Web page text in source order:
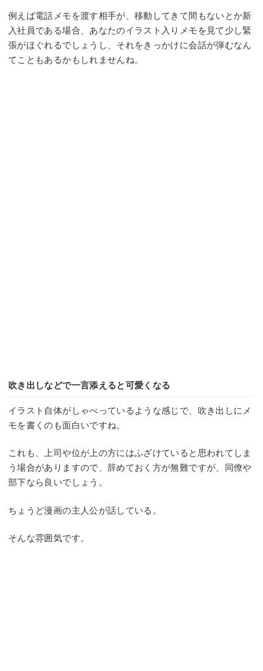
例えば電話メモを渡す相手が、移動してきて間もないとか新
入社員である場合、あなたのイラスト入りメモを見て少し緊
張がほぐれるでしょうし、それをきっかけに会話が弾むなん
てこともあるかもしれませんね。
吹き出しなどで一言添えると可愛くなる
イラスト自体がしゃべっているような感じで、吹き出しにメ
モを書くのも面白いですね。
これも、上司や位が上の方にはふざけていると思われてしま
う場合がありますので、辞めておく方が無難ですが、同僚や
部下なら良いでしょう。
ちょうど漫画の主人公が話している。
そんな雰囲気です。